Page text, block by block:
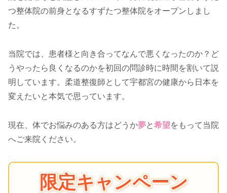
つ整体院の前身となるすずたつ整体院をオープンしまし
た。
当院では、患者様と向き合ってなんで悪くなったのか？ど
うやったら良くなるのかを初回の問診時に時間を割いて説
明しています。柔道整復師として宇都宮の健康から日本を
変えたいと本気で思っています。
現在、体でお悩みのある方はどうか夢と希望をもって当院
へご来院ください。
限定キャンペーン